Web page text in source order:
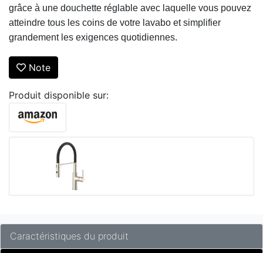
grâce à une douchette réglable avec laquelle vous pouvez
atteindre tous les coins de votre lavabo et simplifier
grandement les exigences quotidiennes.
Note
Produit disponible sur:
Caractéristiques du produit